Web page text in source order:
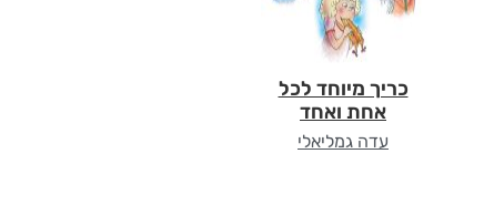
כריך מיוחד לכל
אחת ואחד
עדה גמליאלי